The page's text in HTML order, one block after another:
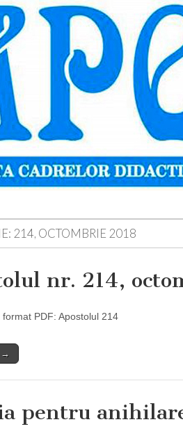
214, OCTOMBRIE 2018
nr. 214,
PDF: Apostolul 214
→
pentru